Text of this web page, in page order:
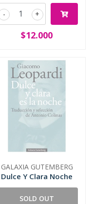
+
-
$12.000
GALAXIA GUTEMBERG
Dulce Y Clara Noche
SOLD OUT